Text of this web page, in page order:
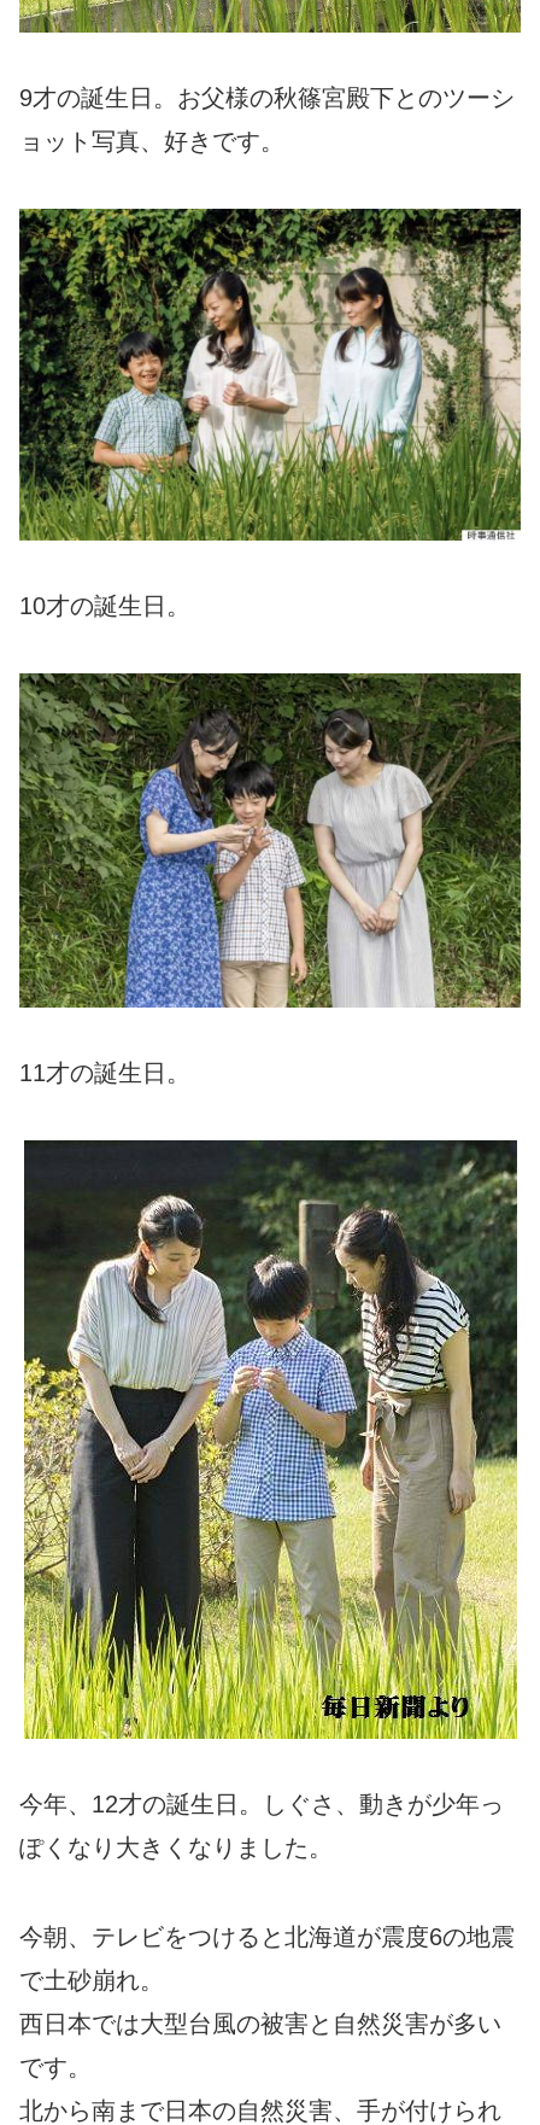
9才の誕生日。お父様の秋篠宮殿下とのツーシ
ョット写真、好きです。
10才の誕生日。
11才の誕生日。
今年、12才の誕生日。しぐさ、動きが少年っ
ぽくなり大きくなりました。
今朝、テレビをつけると北海道が震度6の地震
で土砂崩れ。
西日本では大型台風の被害と自然災害が多い
です。
北から南まで日本の自然災害、手が付けられ